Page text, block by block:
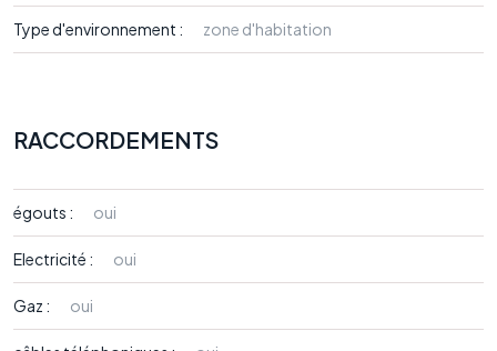
Type d'environnement : zone d'habitation
RACCORDEMENTS
égouts : oui
Electricité : oui
Gaz : oui